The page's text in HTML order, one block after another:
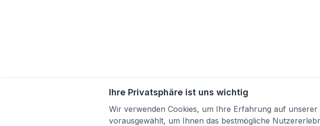
Ihre Privatsphäre ist uns wichtig
Wir verwenden Cookies, um Ihre Erfahrung auf
vorausgewählt, um Ihnen das bestmögliche